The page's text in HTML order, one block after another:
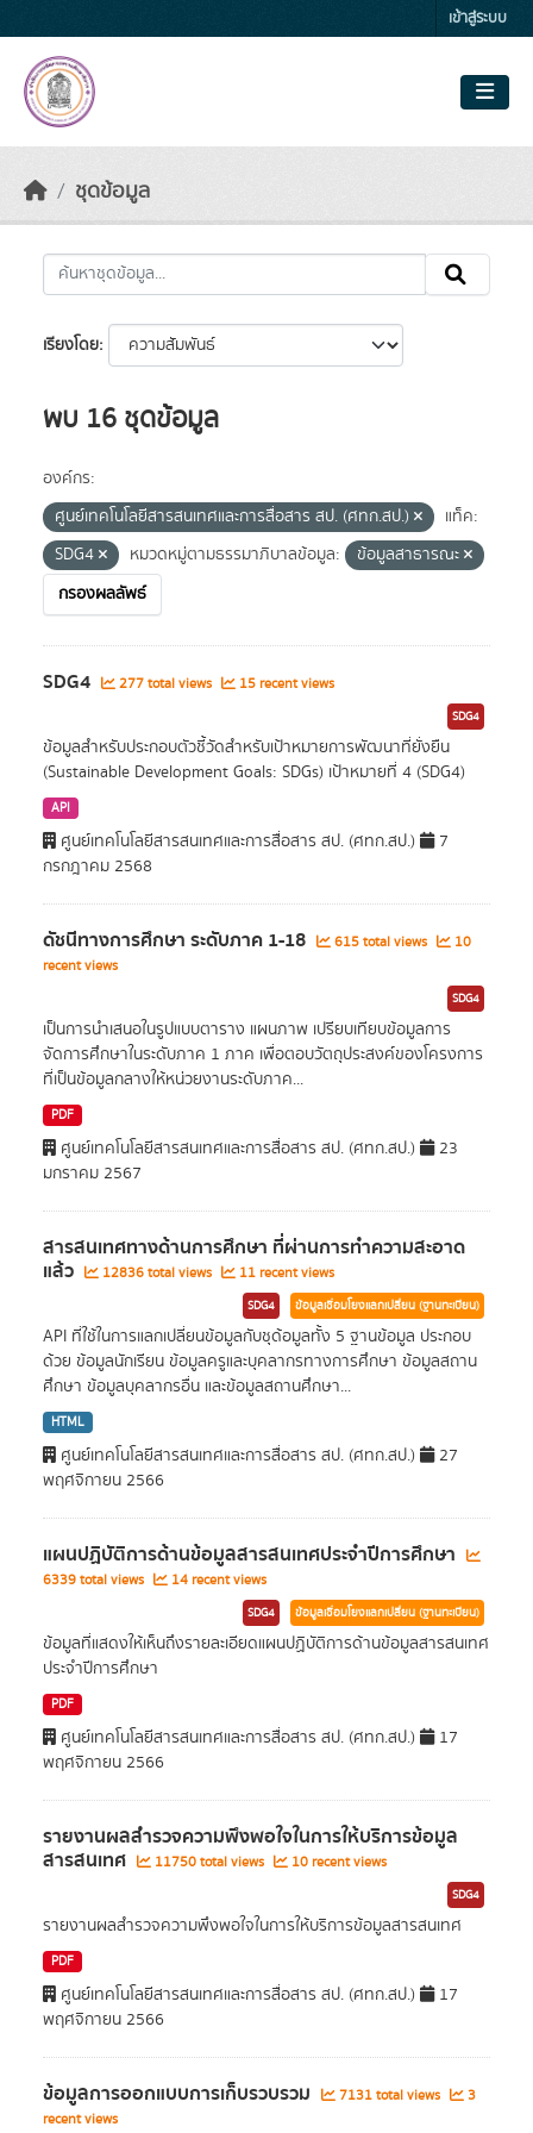
เข้าสู่ระบบ
ชุดข้อมูล
เรียงโดย
พบ 16 ชุดข้อมูล
องค์กร:
ศูนย์เทคโนโลยีสารสนเทศและการสื่อสาร สป. (ศทก.สป.)
แท็ค:
SDG4
หมวดหมู่ตามธรรมาภิบาลข้อมูล:
ข้อมูลสาธารณะ
กรองผลลัพธ์
SDG4 277 total views 15 recent views
SDG4
ข้อมูลสำหรับประกอบตัวชี้วัดสำหรับเป้าหมายการพัฒนาที่ยั่งยืน
(Sustainable Development Goals: SDGs) เป้าหมายที่ 4 (SDG4)
API
ศูนย์เทคโนโลยีสารสนเทศและการสื่อสาร สป. (ศทก.สป.)
7
กรกฎาคม 2568
ดัชนีทางการศึกษา ระดับภาค 1-18 615 total views
10
recent views
SDG4
เป็นการนำเสนอในรูปแบบตาราง แผนภาพ เปรียบเทียบข้อมูลการ
จัดการศึกษาในระดับภาค 1 ภาค เพื่อตอบวัตถุประสงค์ของโครงการ
ที่เป็นข้อมูลกลางให้หน่วยงานระดับภาค...
PDF
ศูนย์เทคโนโลยีสารสนเทศและการสื่อสาร สป. (ศทก.สป.)
23
มกราคม 2567
สารสนเทศทางด้านการศึกษา ที่ผ่านการทำความสะอาด
แล้ว 12836 total views 11 recent views
SDG4 ข้อมูลเชื่อมโยงแลกเปลี่ยน (ฐานทะเบียน)
API ที่ใช้ในการแลกเปลี่ยนข้อมูลกับชุด้อมูลทั้ง 5 ฐานข้อมูล ประกอบ
ด้วย ข้อมูลนักเรียน ข้อมูลครูและบุคลากรทางการศึกษา ข้อมูลสถาน
ศึกษา ข้อมูลบุคลากรอื่น และข้อมูลสถานศึกษา...
HTML
ศูนย์เทคโนโลยีสารสนเทศและการสื่อสาร สป. (ศทก.สป.)
27
พฤศจิกายน 2566
แผนปฏิบัติการด้านข้อมูลสารสนเทศประจำปีการศึกษา
6339 total views 14 recent views
SDG4 ข้อมูลเชื่อมโยงแลกเปลี่ยน (ฐานทะเบียน)
ข้อมูลที่แสดงให้เห็นถึงรายละเอียดแผนปฏิบัติการด้านข้อมูลสารสนเทศ
ประจำปีการศึกษา
PDF
ศูนย์เทคโนโลยีสารสนเทศและการสื่อสาร สป. (ศทก.สป.)
17
พฤศจิกายน 2566
รายงานผลสำรวจความพึงพอใจในการให้บริการข้อมูล
สารสนเทศ 11750 total views 10 recent views
SDG4
รายงานผลสำรวจความพึงพอใจในการให้บริการข้อมูลสารสนเทศ
PDF
ศูนย์เทคโนโลยีสารสนเทศและการสื่อสาร สป. (ศทก.สป.)
17
พฤศจิกายน 2566
ข้อมูลการออกแบบการเก็บรวบรวม 7131 total views
3
recent views